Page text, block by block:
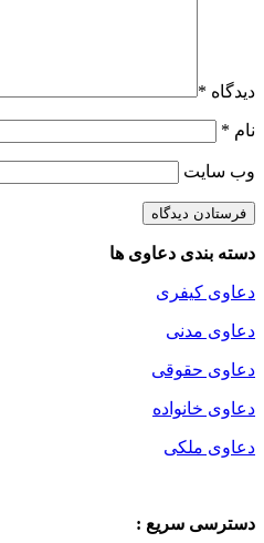
دیدگاه *
نام *
وب‌ سایت
دسته بندی دعاوی ها
دعاوی کیفری
دعاوی مدنی
دعاوی حقوقی
دعاوی خانواده
دعاوی ملکی
دسترسی سریع :